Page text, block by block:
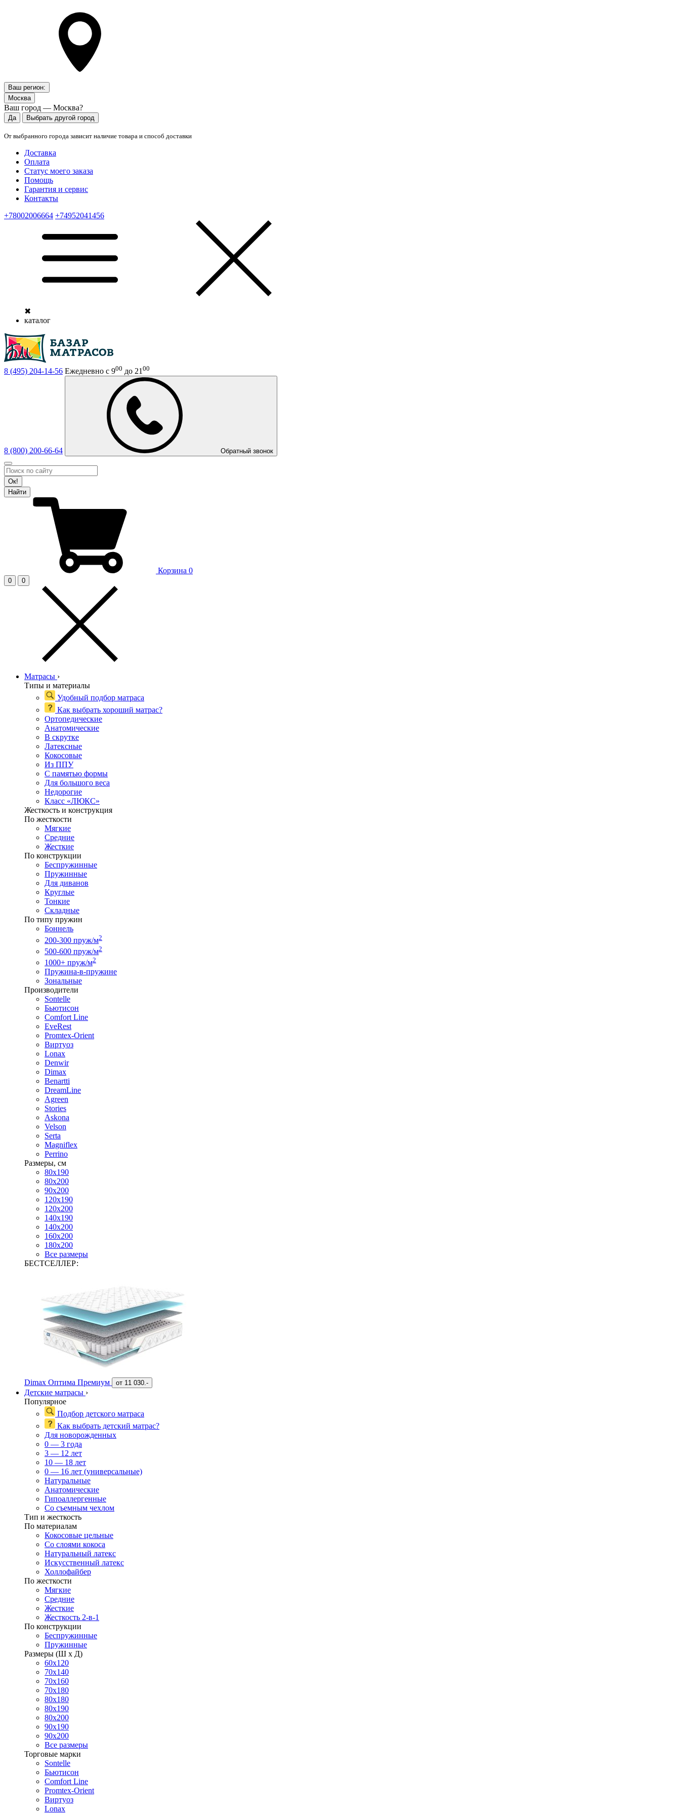
Ваш регион:
Москва
Ваш город — Москва?
Да Выбрать другой город
От выбранного города зависит наличие товара и способ доставки
Доставка
Оплата
Статус моего заказа
Помощь
Гарантия и сервис
Контакты
+78002006664 +74952041456
✖
каталог
8 (495) 204-14-56 Ежедневно с 900 до 21 00
8 (800) 200-66-64 Обратный звонок
Ок!
Найти
Корзина 0
0 0
Матрасы ›
Типы и материалы
Удобный подбор матраса
Как выбрать хороший матрас?
Ортопедические
Анатомические
В скрутке
Латексные
Кокосовые
Из ППУ
С памятью формы
Для большого веса
Недорогие
Класс «ЛЮКС»
Жесткость и конструкция
По жесткости
Мягкие
Средние
Жесткие
По конструкции
Беспружинные
Пружинные
Для диванов
Круглые
Тонкие
Складные
По типу пружин
Боннель
200-300 пруж/м2
500-600 пруж/м2
1000+ пруж/м2
Пружина-в-пружине
Зональные
Производители
Sontelle
Бьютисон
Comfort Line
EveRest
Promtex-Orient
Виртуоз
Lonax
Denwir
Dimax
Benartti
DreamLine
Agreen
Stories
Askona
Velson
Serta
Magniflex
Perrino
Размеры, см
80х190
80х200
90х200
120х190
120х200
140х190
140х200
160х200
180х200
Все размеры
БЕСТСЕЛЛЕР:
Dimax Оптима Премиум от 11 030.-
Детские матрасы ›
Популярное
Подбор детского матраса
Как выбрать детский матрас?
Для новорожденных
0 — 3 года
3 — 12 лет
10 — 18 лет
0 — 16 лет (универсальные)
Натуральные
Анатомические
Гипоаллергенные
Со съемным чехлом
Тип и жесткость
По материалам
Кокосовые цельные
Со слоями кокоса
Натуральный латекс
Искусственный латекс
Холлофайбер
По жесткости
Мягкие
Средние
Жесткие
Жесткость 2-в-1
По конструкции
Беспружинные
Пружинные
Размеры (Ш х Д)
60х120
70х140
70х160
70х180
80х180
80х190
80х200
90х190
90х200
Все размеры
Торговые марки
Sontelle
Бьютисон
Comfort Line
Promtex-Orient
Виртуоз
Lonax